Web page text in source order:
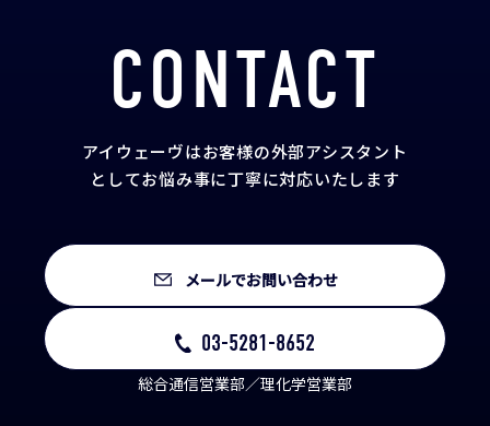
CONTACT
アイウェーヴはお客様の外部アシスタント
としてお悩み事に丁寧に対応いたします
メールでお問い合わせ
03-5281-8652
総合通信営業部／理化学営業部